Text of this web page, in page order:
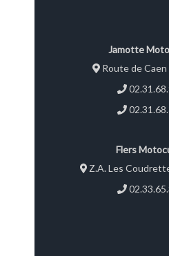
Jamotte
Route de Caen
Flers
Z.A. Les